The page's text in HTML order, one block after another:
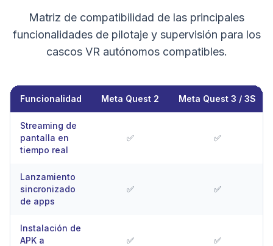
Matriz de compatibilidad de las principales
funcionalidades de pilotaje y supervisión para los
cascos VR autónomos compatibles.
Funcionalidad Meta Quest 2 Meta Quest 3 / 3S
Streaming de
pantalla en
tiempo real
✅ ✅
Lanzamiento
sincronizado
de apps
✅ ✅
Instalación de
APK a
✅ ✅